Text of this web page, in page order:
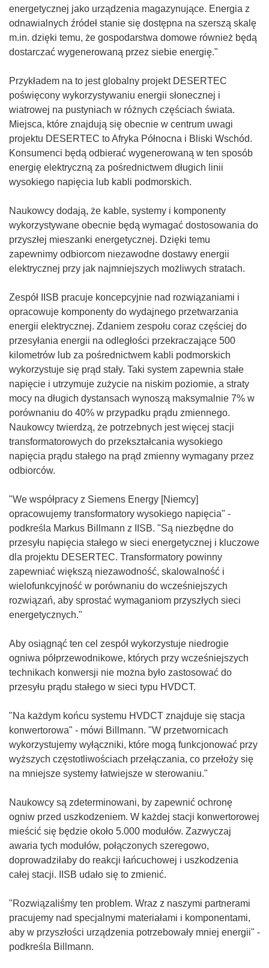
energetycznej jako urządzenia magazynujące. Energia z
odnawialnych źródeł stanie się dostępna na szerszą skalę
m.in. dzięki temu, że gospodarstwa domowe również będą
dostarczać wygenerowaną przez siebie energię."
Przykładem na to jest globalny projekt DESERTEC
poświęcony wykorzystywaniu energii słonecznej i
wiatrowej na pustyniach w różnych częściach świata.
Miejsca, które znajdują się obecnie w centrum uwagi
projektu DESERTEC to Afryka Północna i Bliski Wschód.
Konsumenci będą odbierać wygenerowaną w ten sposób
energię elektryczną za pośrednictwem długich linii
wysokiego napięcia lub kabli podmorskich.
Naukowcy dodają, że kable, systemy i komponenty
wykorzystywane obecnie będą wymagać dostosowania do
przyszłej mieszanki energetycznej. Dzięki temu
zapewnimy odbiorcom niezawodne dostawy energii
elektrycznej przy jak najmniejszych możliwych stratach.
Zespół IISB pracuje koncepcyjnie nad rozwiązaniami i
opracowuje komponenty do wydajnego przetwarzania
energii elektrycznej. Zdaniem zespołu coraz częściej do
przesyłania energii na odległości przekraczające 500
kilometrów lub za pośrednictwem kabli podmorskich
wykorzystuje się prąd stały. Taki system zapewnia stałe
napięcie i utrzymuje zużycie na niskim poziomie, a straty
mocy na długich dystansach wynoszą maksymalnie 7% w
porównaniu do 40% w przypadku prądu zmiennego.
Naukowcy twierdzą, że potrzebnych jest więcej stacji
transformatorowych do przekształcania wysokiego
napięcia prądu stałego na prąd zmienny wymagany przez
odbiorców.
"We współpracy z Siemens Energy [Niemcy]
opracowujemy transformatory wysokiego napięcia" -
podkreśla Markus Billmann z IISB. "Są niezbędne do
przesyłu napięcia stałego w sieci energetycznej i kluczowe
dla projektu DESERTEC. Transformatory powinny
zapewniać większą niezawodność, skalowalność i
wielofunkcyjność w porównaniu do wcześniejszych
rozwiązań, aby sprostać wymaganiom przyszłych sieci
energetycznych."
Aby osiągnąć ten cel zespół wykorzystuje niedrogie
ogniwa półprzewodnikowe, których przy wcześniejszych
technikach konwersji nie można było zastosować do
przesyłu prądu stałego w sieci typu HVDCT.
"Na każdym końcu systemu HVDCT znajduje się stacja
konwertorowa" - mówi Billmann. "W przetwornicach
wykorzystujemy wyłączniki, które mogą funkcjonować przy
wyższych częstotliwościach przełączania, co przełoży się
na mniejsze systemy łatwiejsze w sterowaniu."
Naukowcy są zdeterminowani, by zapewnić ochronę
ogniw przed uszkodzeniem. W każdej stacji konwertorowej
mieścić się będzie około 5.000 modułów. Zazwyczaj
awaria tych modułów, połączonych szeregowo,
doprowadziłaby do reakcji łańcuchowej i uszkodzenia
całej stacji. IISB udało się to zmienić.
"Rozwiązaliśmy ten problem. Wraz z naszymi partnerami
pracujemy nad specjalnymi materiałami i komponentami,
aby w przyszłości urządzenia potrzebowały mniej energii" -
podkreśla Billmann.